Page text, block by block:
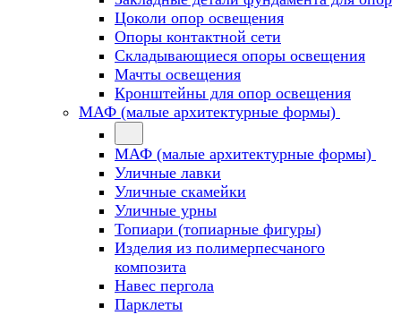
Цоколи опор освещения
Опоры контактной сети
Cкладывающиеся опоры освещения
Мачты освещения
Кронштейны для опор освещения
МАФ (малые архитектурные формы)
МАФ (малые архитектурные формы)
Уличные лавки
Уличные скамейки
Уличные урны
Топиари (топиарные фигуры)
Изделия из полимерпесчаного
композита
Навес пергола
Парклеты